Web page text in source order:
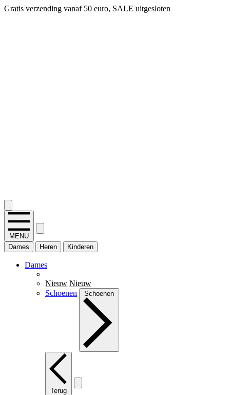
Gratis verzending vanaf 50 euro, SALE uitgesloten
MENU
Dames
Heren Kinderen
Dames
Nieuw Nieuw
Schoenen
Schoenen
Terug